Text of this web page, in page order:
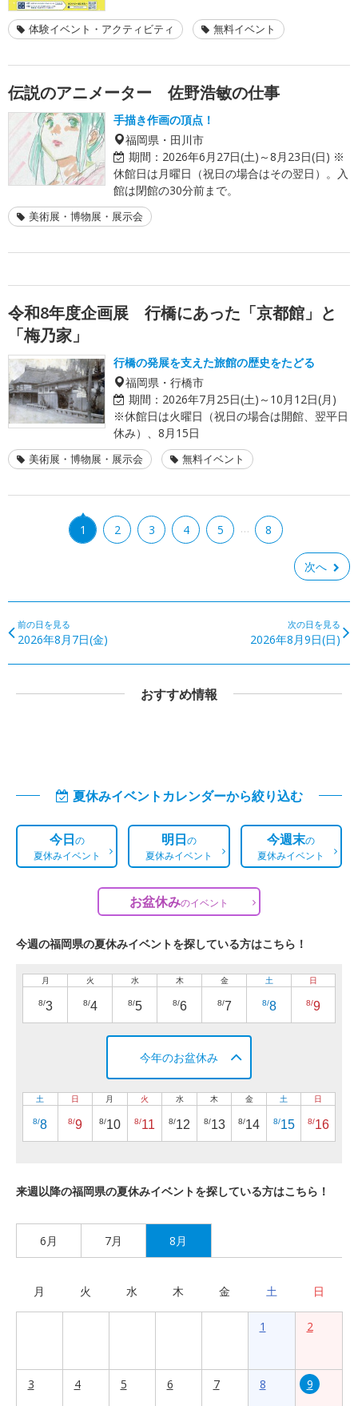
体験イベント・アクティビティ 無料イベント
伝説のアニメーター 佐野浩敏の仕事
手描き作画の頂点！
福岡県・田川市
期間： 2026年6月27日(土)～8月23日(日) ※
休館日は月曜日（祝日の場合はその翌日）。入
館は閉館の30分前まで。
美術展・博物展・展示会
令和8年度企画展 行橋にあった「京都館」と
「梅乃家」
行橋の発展を支えた旅館の歴史をたどる
福岡県・行橋市
期間： 2026年7月25日(土)～10月12日(月)
※休館日は火曜日（祝日の場合は開館、翌平日
休み）、8月15日
美術展・博物展・展示会 無料イベント
1 2 3 4 5 … 8
次へ
前の日を見る
2026年8月7日(金)
次の日を見る
2026年8月9日(日)
おすすめ情報
夏休みイベントカレンダーから絞り込む
今日の
夏休みイベント
明日の
夏休みイベント
今週末の
夏休みイベント
お盆休みのイベント
今週の福岡県の夏休みイベントを探している方はこちら！
月
8/3
火
8/4
水
8/5
木
8/6
金
8/7
土
8/8
日
8/9
今年のお盆休み
土
8/8
日
8/9
月
8/10
火
8/11
水
8/12
木
8/13
金
8/14
土
8/15
日
8/16
来週以降の福岡県の夏休みイベントを探している方はこちら！
6月 7月 8月
月 火 水 木 金 土 日
1 2
3 4 5 6 7 8 9